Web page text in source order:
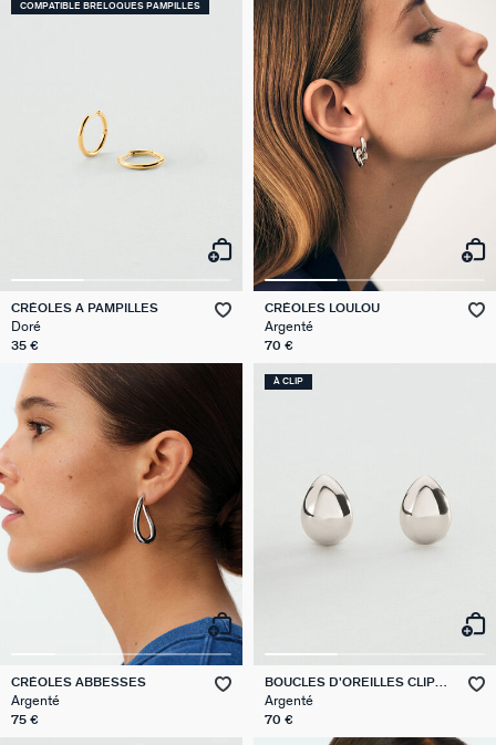
COMPATIBLE BRELOQUES PAMPILLES
CRÉOLES A PAMPILLES
Doré
35 €
CRÉOLES LOULOU
Argenté
70 €
CRÉOLES ABBESSES
Argenté
75 €
À CLIP
BOUCLES D'OREILLES CLIPS
DANAE
Argenté
70 €